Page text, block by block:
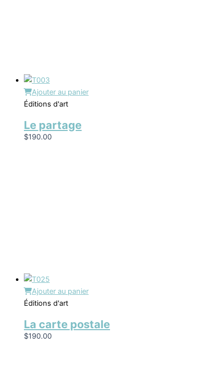
Ajouter au panier
Éditions d'art
Le partage
$190.00
Ajouter au panier
Éditions d'art
La carte postale
$190.00